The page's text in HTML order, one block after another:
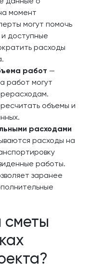
момент
могут помочь
доступные
расходы
работ —
работ могут
объемы и
расходами
расходы на
работы.
заранее
сметы